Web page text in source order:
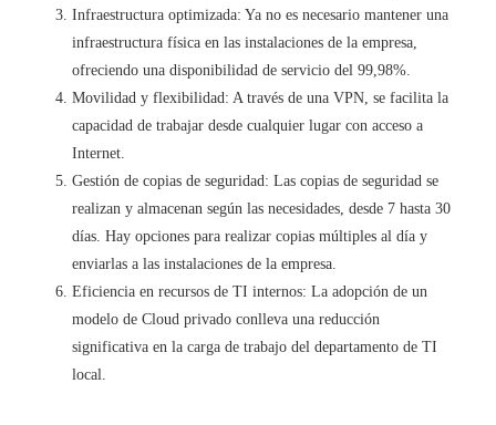
Infraestructura optimizada: Ya no es necesario mantener una
infraestructura física en las instalaciones de la empresa,
ofreciendo una disponibilidad de servicio del 99,98%.
Movilidad y flexibilidad: A través de una VPN, se facilita la
capacidad de trabajar desde cualquier lugar con acceso a
Internet.
Gestión de copias de seguridad: Las copias de seguridad se
realizan y almacenan según las necesidades, desde 7 hasta 30
días. Hay opciones para realizar copias múltiples al día y
enviarlas a las instalaciones de la empresa.
Eficiencia en recursos de TI internos: La adopción de un
modelo de Cloud privado conlleva una reducción
significativa en la carga de trabajo del departamento de TI
local.